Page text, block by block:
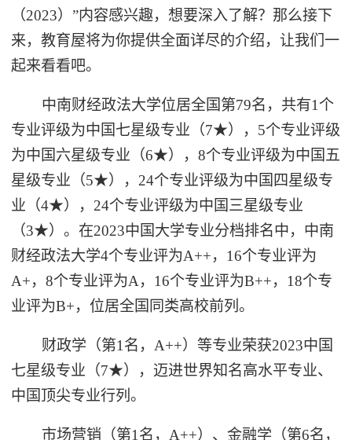
（2023）”内容感兴趣，想要深入了解？那么接下
来，教育屋将为你提供全面详尽的介绍，让我们一
起来看看吧。
中南财经政法大学位居全国第79名，共有1个
专业评级为中国七星级专业（7★），5个专业评级
为中国六星级专业（6★），8个专业评级为中国五
星级专业（5★），24个专业评级为中国四星级专
业（4★），24个专业评级为中国三星级专业
（3★）。在2023中国大学专业分档排名中，中南
财经政法大学4个专业评为A++，16个专业评为
A+，8个专业评为A，16个专业评为B++，18个专
业评为B+，位居全国同类高校前列。
财政学（第1名，A++）等专业荣获2023中国
七星级专业（7★），迈进世界知名高水平专业、
中国顶尖专业行列。
市场营销（第1名，A++）、金融学（第6名，